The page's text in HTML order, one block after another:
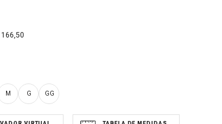
166,50
M G GG